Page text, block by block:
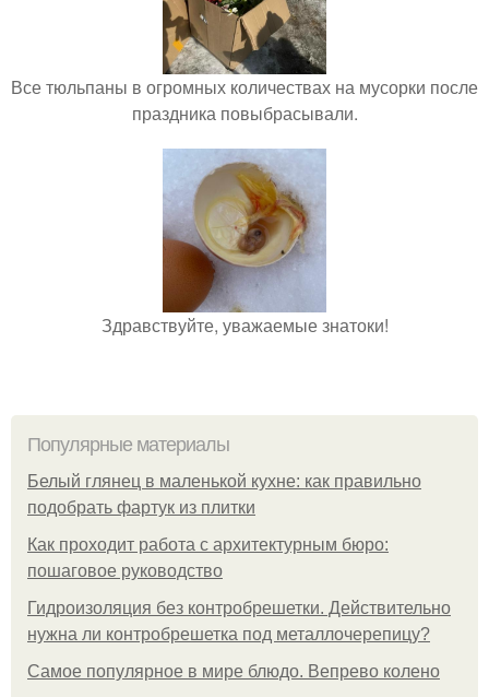
Все тюльпаны в огромных количествах на мусорки после
праздника повыбрасывали.
Здравствуйте, уважаемые знатоки!
Популярные материалы
Белый глянец в маленькой кухне: как правильно
подобрать фартук из плитки
Как проходит работа с архитектурным бюро:
пошаговое руководство
Гидроизоляция без контробрешетки. Действительно
нужна ли контробрешетка под металлочерепицу?
Самое популярное в мире блюдо. Вепрево колено